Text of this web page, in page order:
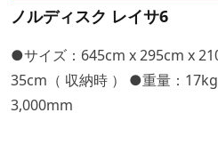
ノルディスク レイサ6
●サイズ：645cm x 295cm x
35cm（ 収納時 ） ●重量：
3,000mm